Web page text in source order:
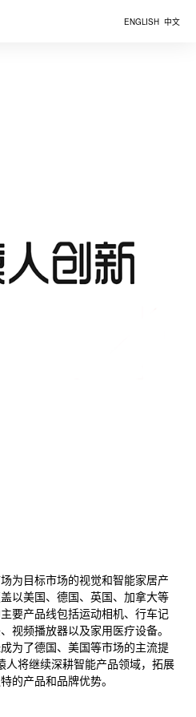
ENGLISH 中文
为目标市场的视觉和智能家居产
以美国、德国、英国、加拿大等
要产品线包括运动相机、行车记
视频播放器以及家用医疗设备。
为了德国、美国等市场的主流提
人将继续深耕智能产品领域，拓展
的产品和品牌优势。